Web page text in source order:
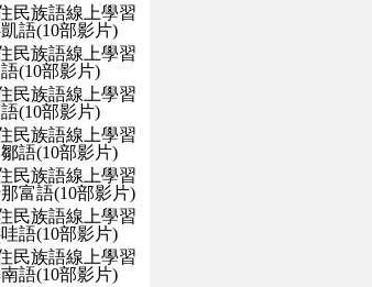
民族語線上學習
語(10部影片)
民族語線上學習
(10部影片)
民族語線上學習
(10部影片)
民族語線上學習
語(10部影片)
民族語線上學習
富語(10部影片)
民族語線上學習
語(10部影片)
民族語線上學習
語(10部影片)